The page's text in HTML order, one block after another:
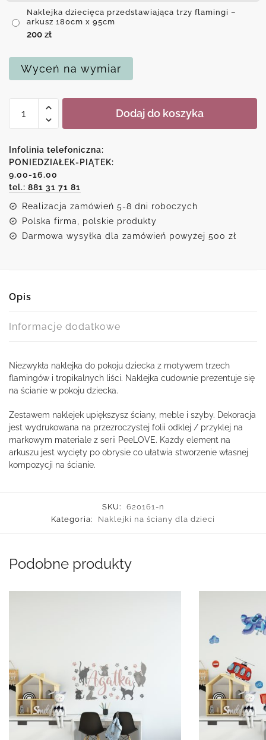
Naklejka dziecięca przedstawiająca trzy flamingi –
arkusz 180cm x 95cm
200 zł
Wyceń na wymiar
Naklejka
przedstawiająca
trzy
flamingi
Dodaj do koszyka
Infolinia telefoniczna:
PONIEDZIAŁEK-PIĄTEK:
9.00-16.00
tel.: 881 31 71 81
Realizacja zamówień 5-8 dni roboczych
Polska firma, polskie produkty
Darmowa wysyłka dla zamówień powyżej 500 zł
Opis
Informacje dodatkowe
Niezwykła naklejka do pokoju dziecka z motywem trzech
flamingów i tropikalnych liści. Naklejka cudownie prezentuje się
na ścianie w pokoju dziecka.
Zestawem naklejek upiększysz ściany, meble i szyby. Dekoracja
jest wydrukowana na przezroczystej folii odklej / przyklej na
markowym materiale z serii PeeLOVE. Każdy element na
arkuszu jest wycięty po obrysie co ułatwia stworzenie własnej
kompozycji na ścianie.
SKU:
620161-n
Kategoria:
Naklejki na ściany dla dzieci
Podobne produkty